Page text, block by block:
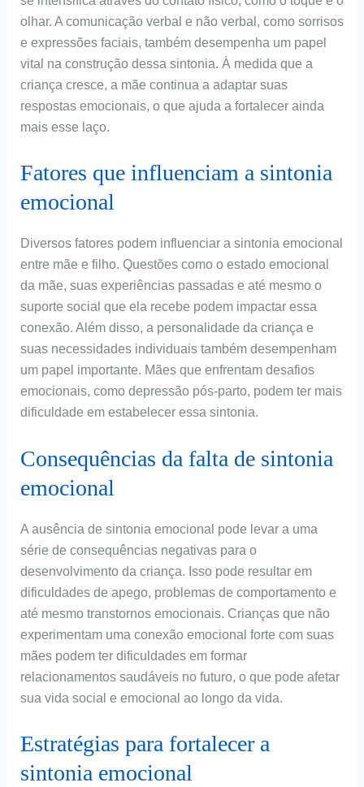
olhar. A comunicação verbal e não verbal, como sorrisos
e expressões faciais, também desempenha um papel
vital na construção dessa sintonia. À medida que a
criança cresce, a mãe continua a adaptar suas
respostas emocionais, o que ajuda a fortalecer ainda
mais esse laço.
Fatores que influenciam a sintonia
emocional
Diversos fatores podem influenciar a sintonia emocional
entre mãe e filho. Questões como o estado emocional
da mãe, suas experiências passadas e até mesmo o
suporte social que ela recebe podem impactar essa
conexão. Além disso, a personalidade da criança e
suas necessidades individuais também desempenham
um papel importante. Mães que enfrentam desafios
emocionais, como depressão pós-parto, podem ter mais
dificuldade em estabelecer essa sintonia.
Consequências da falta de sintonia
emocional
A ausência de sintonia emocional pode levar a uma
série de consequências negativas para o
desenvolvimento da criança. Isso pode resultar em
dificuldades de apego, problemas de comportamento e
até mesmo transtornos emocionais. Crianças que não
experimentam uma conexão emocional forte com suas
mães podem ter dificuldades em formar
relacionamentos saudáveis no futuro, o que pode afetar
sua vida social e emocional ao longo da vida.
Estratégias para fortalecer a
sintonia emocional